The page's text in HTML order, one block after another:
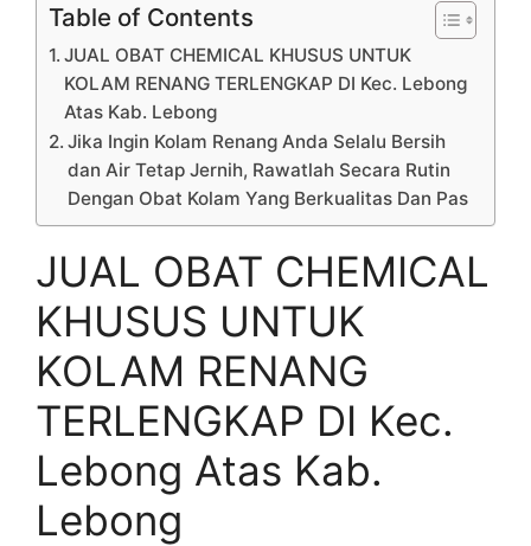
Table of Contents
JUAL OBAT CHEMICAL KHUSUS UNTUK
KOLAM RENANG TERLENGKAP DI Kec. Lebong
Atas Kab. Lebong
Jika Ingin Kolam Renang Anda Selalu Bersih
dan Air Tetap Jernih, Rawatlah Secara Rutin
Dengan Obat Kolam Yang Berkualitas Dan Pas
JUAL OBAT CHEMICAL
KHUSUS UNTUK
KOLAM RENANG
TERLENGKAP DI Kec.
Lebong Atas Kab.
Lebong